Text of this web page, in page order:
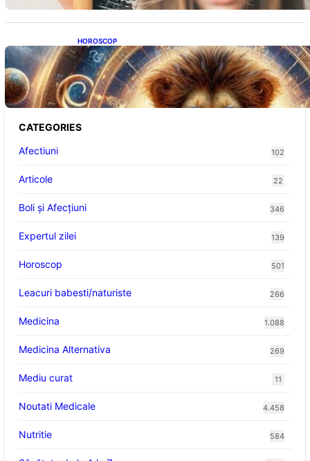
HOROSCOP
Portalul Leului 8/8: Oportunități de
Abundență pentru Cinci Zodii în 2026
CATEGORIES
Afectiuni
102
Articole 22
Boli și Afecțiuni 346
Expertul zilei 139
Horoscop 501
Leacuri babesti/naturiste 266
Medicina 1.088
Medicina Alternativa 269
Mediu curat 11
Noutati Medicale 4.458
Nutritie 584